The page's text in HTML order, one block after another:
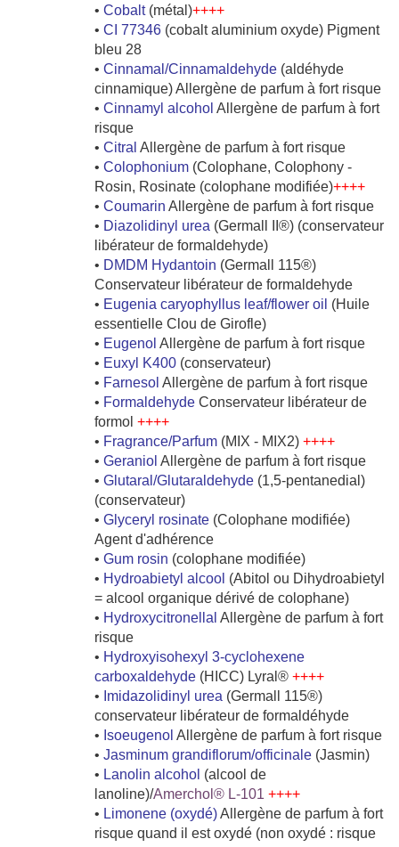
• Cobalt(métal)++++
• CI 77346 (cobalt aluminium oxyde) Pigment
bleu 28
• Cinnamal/Cinnamaldehyde (aldéhyde
cinnamique) Allergène de parfum à fort risque
• Cinnamyl alcohol Allergène de parfum à fort
risque
• Citral Allergène de parfum à fort risque
• Colophonium (Colophane, Colophony -
Rosin, Rosinate (colophane modifiée)++++
• Coumarin Allergène de parfum à fort risque
• Diazolidinyl urea (Germall II®) (conservateur
libérateur de formaldehyde)
• DMDM Hydantoin (Germall 115®)
Conservateur libérateur de formaldehyde
• Eugenia caryophyllus leaf/flower oil (Huile
essentielle Clou de Girofle)
• Eugenol Allergène de parfum à fort risque
• Euxyl K400 (conservateur)
• Farnesol Allergène de parfum à fort risque
• Formaldehyde Conservateur libérateur de
formol ++++
• Fragrance/Parfum (MIX - MIX2) ++++
• Geraniol Allergène de parfum à fort risque
• Glutaral/Glutaraldehyde (1,5-pentanedial)
(conservateur)
• Glyceryl rosinate (Colophane modifiée)
Agent d'adhérence
• Gum rosin (colophane modifiée)
• Hydroabietyl alcool (Abitol ou Dihydroabietyl
= alcool organique dérivé de colophane)
• Hydroxycitronellal Allergène de parfum à fort
risque
• Hydroxyisohexyl 3-cyclohexene
carboxaldehyde (HICC) Lyral® ++++
• Imidazolidinyl urea (Germall 115®)
conservateur libérateur de formaldéhyde
• Isoeugenol Allergène de parfum à fort risque
• Jasminum grandiflorum/officinale (Jasmin)
• Lanolin alcohol (alcool de
lanoline)/Amerchol® L-101 ++++
• Limonene (oxydé)Allergène de parfum à fort
risque quand il est oxydé (non oxydé : risque